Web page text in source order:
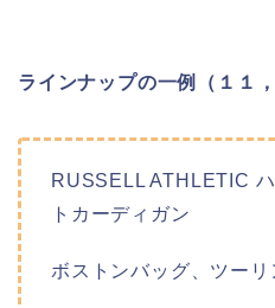
ラインナップの一例（１１，
RUSSELL ATHLETIC
トカーディガン
ボストンバッグ、ツーリ